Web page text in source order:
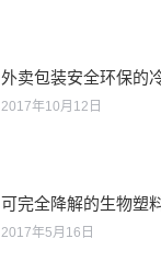
外卖包装安全环保的
2017年10月12日
可完全降解的生物塑
2017年5月16日